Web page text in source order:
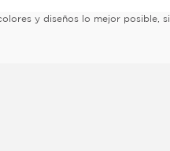
y diseños lo mejor posible,